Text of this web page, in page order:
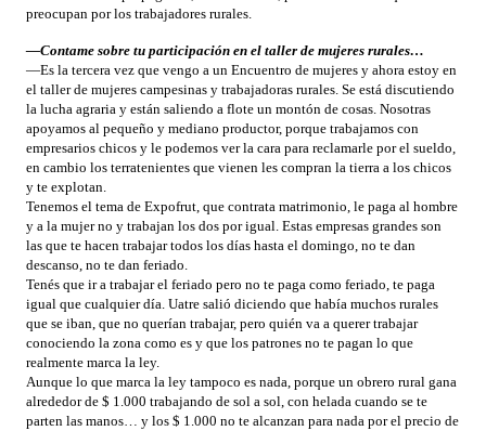
preocupan por los trabajadores rurales.
—Contame sobre tu participación en el taller de mujeres rurales…
—Es la tercera vez que vengo a un Encuentro de mujeres y ahora estoy en
el taller de mujeres campesinas y trabajadoras rurales. Se está discutiendo
la lucha agraria y están saliendo a flote un montón de cosas. Nosotras
apoyamos al pequeño y mediano productor, porque trabajamos con
empresarios chicos y le podemos ver la cara para reclamarle por el sueldo,
en cambio los terratenientes que vienen les compran la tierra a los chicos
y te explotan.
Tenemos el tema de Expofrut, que contrata matrimonio, le paga al hombre
y a la mujer no y trabajan los dos por igual. Estas empresas grandes son
las que te hacen trabajar todos los días hasta el domingo, no te dan
descanso, no te dan feriado.
Tenés que ir a trabajar el feriado pero no te paga como feriado, te paga
igual que cualquier día. Uatre salió diciendo que había muchos rurales
que se iban, que no querían trabajar, pero quién va a querer trabajar
conociendo la zona como es y que los patrones no te pagan lo que
realmente marca la ley.
Aunque lo que marca la ley tampoco es nada, porque un obrero rural gana
alrededor de $ 1.000 trabajando de sol a sol, con helada cuando se te
parten las manos… y los $ 1.000 no te alcanzan para nada por el precio de